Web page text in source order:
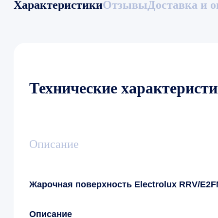
ХарактеристикиОтзывыДоставка и
Технические
Описание
Жарочная поверхность Electrolux RRV/
Описание